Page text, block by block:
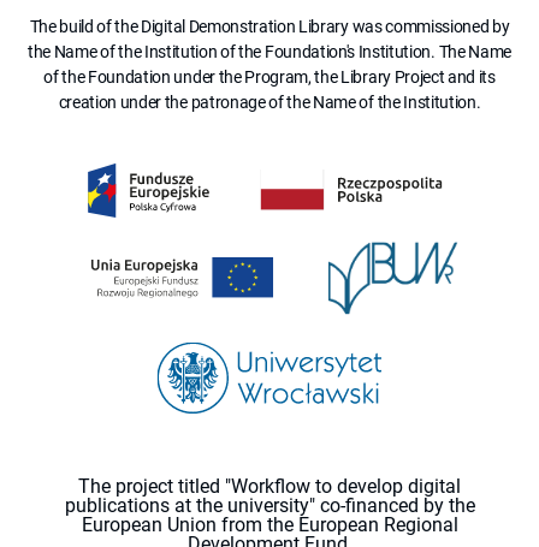
The build of the Digital Demonstration Library was commissioned by
the Name of the Institution of the Foundation's Institution. The Name
of the Foundation under the Program, the Library Project and its
creation under the patronage of the Name of the Institution.
The project titled "Workflow to develop digital
publications at the university" co-financed by the
European Union from the European Regional